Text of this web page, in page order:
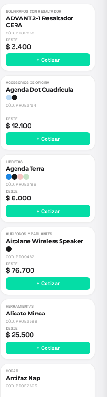
BOLIGRAFOS CON RESALTADOR
ADVANT 2-1 Resaltador
CERA
CÓD.PRO2050
DESDE
$ 3.400
+ Cotizar
ACCESORIOS DE OFICINA
Agenda Dot Cuadricula
CÓD.PROE2164
DESDE
$ 12.100
+ Cotizar
LIBRETAS
Agenda Terra
CÓD.PROE2198
DESDE
$ 6.000
+ Cotizar
AUDIFONOS Y PARLANTES
Airplane Wireless Speaker
CÓD.PRO9482
DESDE
$ 76.700
+ Cotizar
HERRAMIENTAS
Alicate Minca
CÓD.PROE2599
DESDE
$ 25.500
+ Cotizar
HOGAR
Antifaz Nap
CÓD.PROE2603